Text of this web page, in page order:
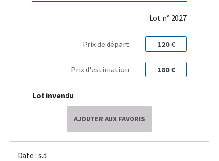
Lot n° 2027
Prix de départ 120 €
Prix d'estimation 180 €
Lot invendu
AJOUTER AUX FAVORIS
Date : s.d